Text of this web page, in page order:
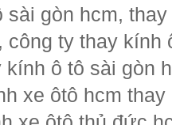
sài gòn hcm,
công ty thay
kính ô tô sài gòn
xe ôtô hcm